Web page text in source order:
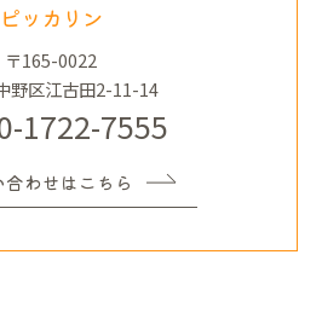
ピッカリン
〒165-0022
野区江古田2-11-14
1722-7555
合わせはこちら